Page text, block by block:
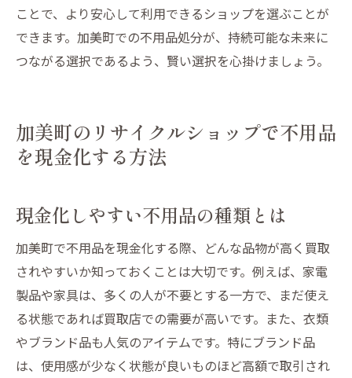
ことで、より安心して利用できるショップを選ぶことが
できます。加美町での不用品処分が、持続可能な未来に
つながる選択であるよう、賢い選択を心掛けましょう。
加美町のリサイクルショップで不用品
を現金化する方法
現金化しやすい不用品の種類とは
加美町で不用品を現金化する際、どんな品物が高く買取
されやすいか知っておくことは大切です。例えば、家電
製品や家具は、多くの人が不要とする一方で、まだ使え
る状態であれば買取店での需要が高いです。また、衣類
やブランド品も人気のアイテムです。特にブランド品
は、使用感が少なく状態が良いものほど高額で取引され